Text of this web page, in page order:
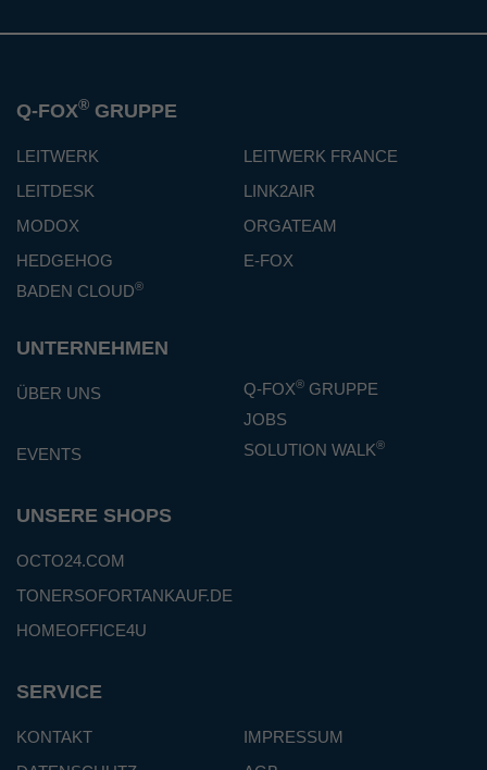
Q-FOX® GRUPPE
LEITWERK
LEITWERK FRANCE
LEITDESK
LINK2AIR
MODOX
ORGATEAM
HEDGEHOG
E-FOX
BADEN CLOUD®
UNTERNEHMEN
ÜBER UNS Q-FOX® GRUPPE
JOBS
EVENTS
SOLUTION WALK®
UNSERE SHOPS
OCTO24.COM
TONERSOFORTANKAUF.DE
HOMEOFFICE4U
SERVICE
KONTAKT
IMPRESSUM